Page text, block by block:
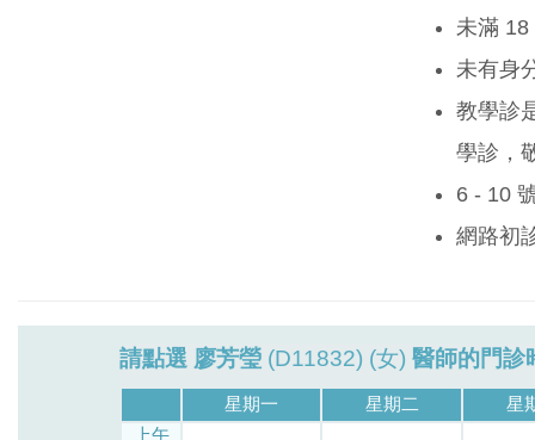
未滿 18
未有身
教學診
學診，
6 - 10
網路初